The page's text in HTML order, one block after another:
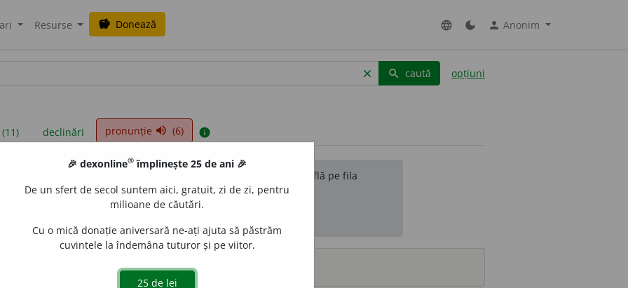
Resurse savings Donează language dark_mode person Anonim
clear search caută opțiuni
declinări pronunție volume_up (6) info
sunt compilate de echipa dexonline. Definițiile originale se află pe fila
reordona filele pe pagina depreferințe.
surse
🎉 dexonline® împlinește 25 de ani 🎉
De un sfert de secol suntem aici, gratuit, zi de zi, pentru
milioane de căutări.
Cu o mică donație aniversară ne-ați ajuta să păstrăm
cuvintele la îndemâna tuturor și pe viitor.